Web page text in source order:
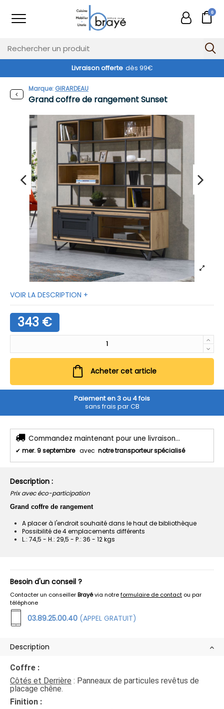
0
Livraison offerte dès 99€
Grand coffre de rangement Sunset
Marque: GIRARDEAU
VOIR LA DESCRIPTION +
343 €
Acheter cet article
Paiement en 3 ou 4 fois
sans frais par CB
Commandez maintenant pour une livraison...
✔ mer. 9 septembre avec notre transporteur spécialisé
Description :
Prix avec éco-participation
Grand coffre de rangement
A placer à l'endroit souhaité dans le haut de bibliothèque
Possibilité de 4 emplacements différents
L.: 74,5 - H.: 29,5 - P.: 36 - 12 kgs
Besoin d'un conseil ?
Contacter un conseillerBrayévia notreformulaire de contact ou par
téléphone
03.89.25.00.40 (APPEL GRATUIT)
Description
Coffre :
Côtés et Derrière : Panneaux de particules revêtus de
placage chêne.
Finition :